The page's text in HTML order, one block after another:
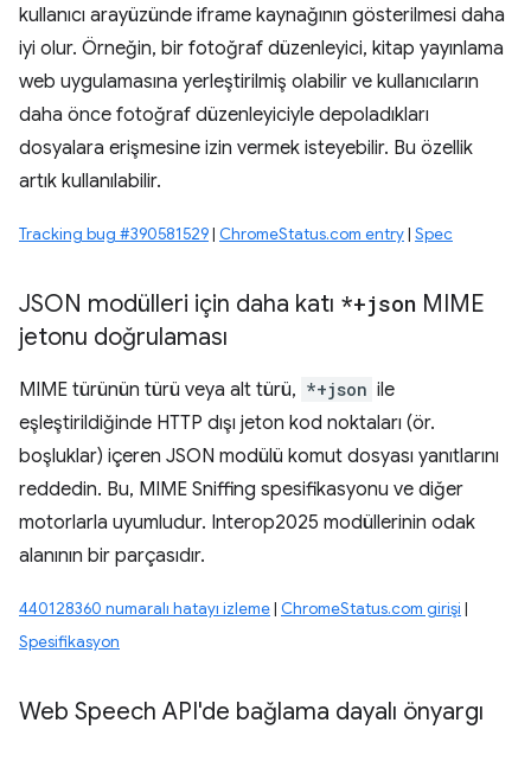
kullanıcı arayüzünde iframe kaynağının gösterilmesi daha
iyi olur. Örneğin, bir fotoğraf düzenleyici, kitap yayınlama
web uygulamasına yerleştirilmiş olabilir ve kullanıcıların
daha önce fotoğraf düzenleyiciyle depoladıkları
dosyalara erişmesine izin vermek isteyebilir. Bu özellik
artık kullanılabilir.
Tracking bug #390581529| ChromeStatus.com entry| Spec
JSON modülleri için daha katı *+json MIME
jetonu doğrulaması
MIME türünün türü veya alt türü, *+json ile
eşleştirildiğinde HTTP dışı jeton kod noktaları (ör.
boşluklar) içeren JSON modülü komut dosyası yanıtlarını
reddedin. Bu, MIME Sniffing spesifikasyonu ve diğer
motorlarla uyumludur. Interop2025 modüllerinin odak
alanının bir parçasıdır.
440128360 numaralı hatayı izleme| ChromeStatus.com girişi |
Spesifikasyon
Web Speech API'de bağlama dayalı önyargı